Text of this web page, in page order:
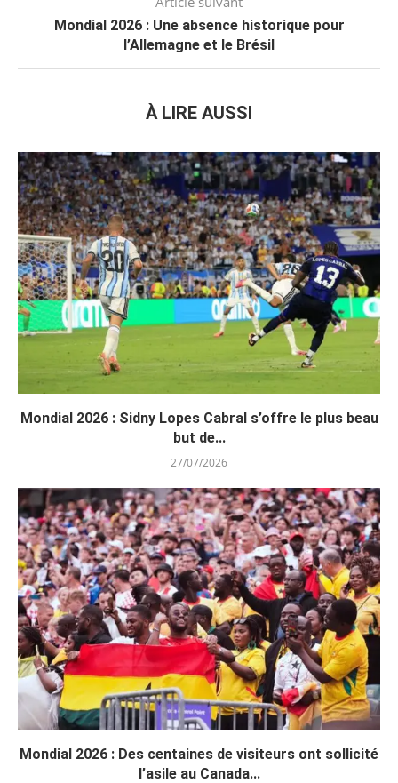
Mondial 2026 : Une absence historique pour
l’Allemagne et le Brésil
À LIRE AUSSI
Mondial 2026 : Sidny Lopes Cabral s’offre le plus beau
but de...
27/07/2026
Mondial 2026 : Des centaines de visiteurs ont sollicité
l’asile au Canada...